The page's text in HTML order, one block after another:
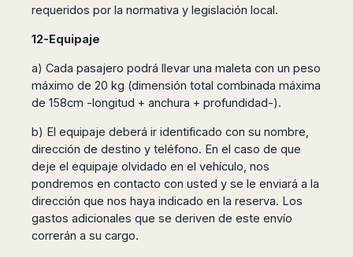
requeridos por la normativa y legislación local.
12-Equipaje
a) Cada pasajero podrá llevar una maleta con un peso
máximo de 20 kg (dimensión total combinada máxima
de 158cm -longitud + anchura + profundidad-).
b) El equipaje deberá ir identificado con su nombre,
dirección de destino y teléfono. En el caso de que
deje el equipaje olvidado en el vehículo, nos
pondremos en contacto con usted y se le enviará a la
dirección que nos haya indicado en la reserva. Los
gastos adicionales que se deriven de este envío
correrán a su cargo.